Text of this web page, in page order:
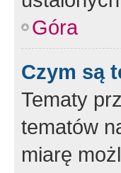
Góra
Czym są
Tematy
tematów
miarę